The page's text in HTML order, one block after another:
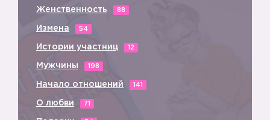
Женственность 88
Измена 54
Истории участниц 12
Мужчины 198
Начало отношений 141
О любви 71